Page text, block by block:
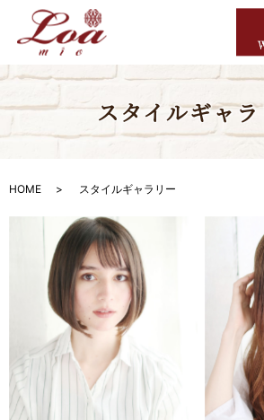
スタイルギャ
HOME スタイルギャラリー